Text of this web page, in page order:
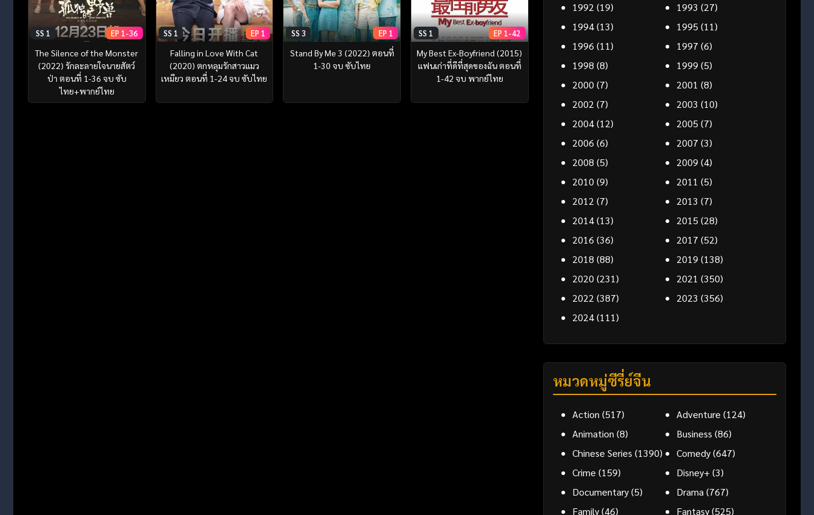
SS 1 EP 1-36
The Silence of the Monster
(2022) รักละลายใจนายสัตว์
ป่า ตอนที่ 1-36 จบ ซับ
ไทย+พากย์ไทย
SS 1 EP 1
Falling in Love With Cat
(2020) ตกหลุมรักสาวแมว
เหมียว ตอนที่ 1-24 จบ ซับไทย
SS 3 EP 1
Stand By Me 3 (2022) ตอนที่
1-30 จบ ซับไทย
SS 1 EP 1-42
My Best Ex-Boyfriend (2015)
แฟนเก่าที่ดีที่สุดของฉัน ตอนที่
1-42 จบ พากย์ไทย
1992 (19) 1993 (27)
1994(13) 1995 (11)
1996 (11) 1997 (6)
1998 (8) 1999 (5)
2000 (7) 2001 (8)
2002 (7) 2003 (10)
2004(12) 2005 (7)
2006 (6) 2007 (3)
2008 (5) 2009 (4)
2010 (9) 2011 (5)
2012 (7) 2013 (7)
2014(13) 2015 (28)
2016 (36) 2017 (52)
2018 (88) 2019 (138)
2020 (231) 2021 (350)
2022 (387) 2023 (356)
2024(111)
หมวดหมู่ซีรี่ย์จีน
Action (517) Adventure (124)
Animation (8) Business (86)
Chinese Series (1390) Comedy(647)
Crime (159) Disney+ (3)
Documentary(5) Drama(767)
Family(46) Fantasy(525)